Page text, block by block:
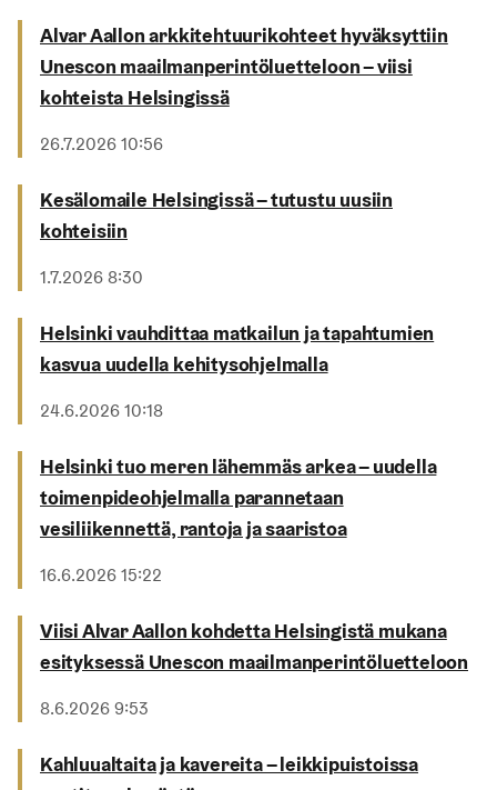
Alvar Aallon arkkitehtuurikohteet hyväksyttiin
Unescon maailmanperintöluetteloon – viisi
kohteista Helsingissä
Julkaistu
26.7.2026 10:56
Kesälomaile Helsingissä – tutustu uusiin
kohteisiin
Julkaistu
1.7.2026 8:30
Helsinki vauhdittaa matkailun ja tapahtumien
kasvua uudella kehitysohjelmalla
Julkaistu
24.6.2026 10:18
Helsinki tuo meren lähemmäs arkea – uudella
toimenpideohjelmalla parannetaan
vesiliikennettä, rantoja ja saaristoa
Julkaistu
16.6.2026 15:22
Viisi Alvar Aallon kohdetta Helsingistä mukana
esityksessä Unescon maailmanperintöluetteloon
Julkaistu
8.6.2026 9:53
Kahluualtaita ja kavereita – leikkipuistoissa